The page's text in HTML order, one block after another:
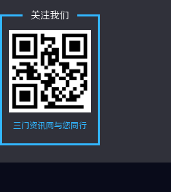
关注我们
三门资讯网与您同行